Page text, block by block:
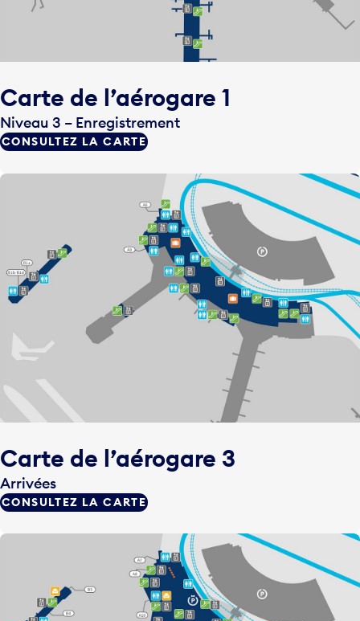
Carte de l’aérogare 1
Niveau 3 – Enregistrement
CONSULTEZ LA CARTE
Carte de l’aérogare 3
Arrivées
CONSULTEZ LA CARTE